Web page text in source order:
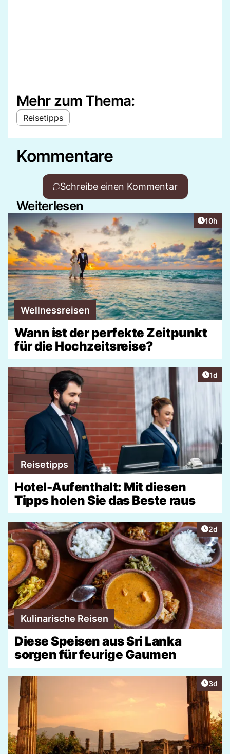
Mehr zum Thema:
Reisetipps
Kommentare
Schreibe einen Kommentar
Weiterlesen
Artikel
10h
Wellnessreisen
Wann ist der perfekte Zeitpunkt
für die Hochzeitsreise?
1d
Reisetipps
Hotel-Aufenthalt: Mit diesen
Tipps holen Sie das Beste raus
2d
Kulinarische Reisen
Diese Speisen aus Sri Lanka
sorgen für feurige Gaumen
3d